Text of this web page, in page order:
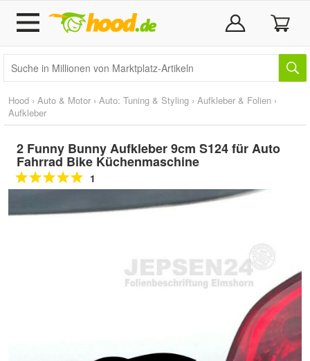
Hood › Auto & Motor › Auto: Tuning & Styling › Aufkleber & Folien ›
Aufkleber
2 Funny Bunny Aufkleber 9cm S124 für Auto
Fahrrad Bike Küchenmaschine
1